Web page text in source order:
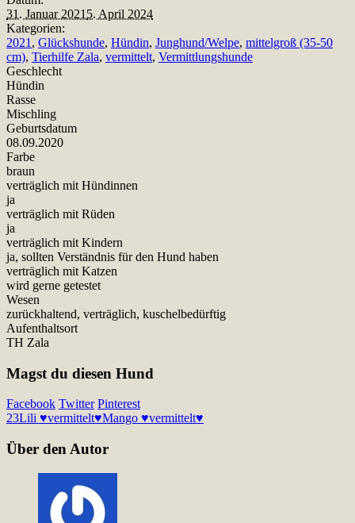
31. Januar 2021 5. April 2024
Kategorien:
2021 , Glückshunde, Hündin, Junghund/Welpe, mittelgroß (35-50
cm), Tierhilfe Zala, vermittelt, Vermittlungshunde
Geschlecht
Hündin
Rasse
Mischling
Geburtsdatum
08.09.2020
Farbe
braun
verträglich mit Hündinnen
ja
verträglich mit Rüden
ja
verträglich mit Kindern
ja, sollten Verständnis für den Hund haben
verträglich mit Katzen
wird gerne getestet
Wesen
zurückhaltend, verträglich, kuschelbedürftig
Aufenthaltsort
TH Zala
Magst du diesen Hund
Facebook Twitter Pinterest
23Lili ♥vermittelt♥Mango ♥vermittelt♥
Über den Autor